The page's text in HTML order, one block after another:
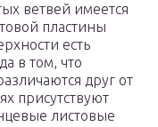
ветвей имеется
пластины
есть
в том, что
друг от
присутствуют
листовые